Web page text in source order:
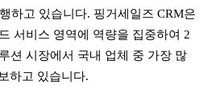
하고 있습니다. 핑거세일즈 CRM은
서비스 영역에 역량을 집중하여 2
션 시장에서 국내 업체 중 가장 많
하고 있습니다.